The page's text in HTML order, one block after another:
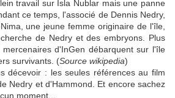
travail sur Isla Nublar mais une panne
ce temps, l'associé de Dennis Nedry,
une jeune femme originaire de l'île,
de Nedry et des embryons. Plus
d'InGen débarquent sur l'île
survivants. (Source wikipedia)
décevoir : les seules références au film
Nedry et d'Hammond. Et encore sachez
moment...